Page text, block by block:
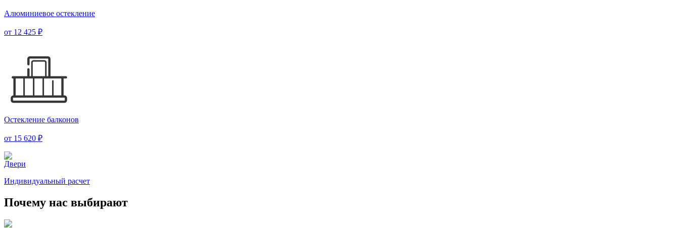
Алюминиевое остекление
от 12 425 ₽
Остекление балконов
от 15 620 ₽
Двери
Индивидуальный расчет
Почему нас выбирают